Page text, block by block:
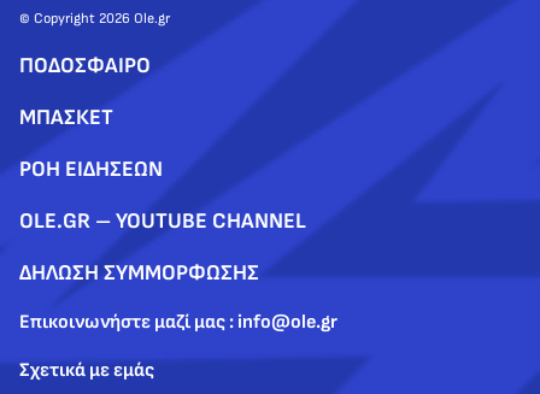
© Copyright 2026 Ole.gr
ΠΟΔΟΣΦΑΙΡΟ
ΜΠΑΣΚΕΤ
ΡΟΗ ΕΙΔΗΣΕΩΝ
OLE.GR – YOUTUBE CHANNEL
ΔΗΛΩΣΗ ΣΥΜΜΟΡΦΩΣΗΣ
Επικοινωνήστε μαζί μας : info@ole.gr
Σχετικά με εμάς